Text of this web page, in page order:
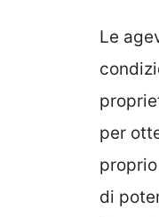
Le
per
di